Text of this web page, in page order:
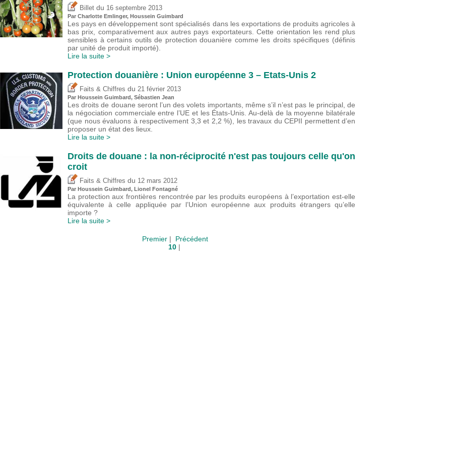
Billet du 16 septembre 2013
Par Charlotte Emlinger, Houssein Guimbard
Les pays en développement sont spécialisés dans les exportations de produits agricoles à
bas prix, comparativement aux autres pays exportateurs. Cette orientation les rend plus
sensibles à certains outils de protection douanière comme les droits spécifiques (définis
par unité de produit importé).
Lire la suite >
Protection douanière : Union européenne 3 – Etats-Unis 2
Faits & Chiffres du 21 février 2013
Par Houssein Guimbard, Sébastien Jean
Les droits de douane seront l’un des volets importants, même s’il n’est pas le principal, de
la négociation commerciale entre l’UE et les États-Unis. Au-delà de la moyenne bilatérale
(que nous évaluons à respectivement 3,3 et 2,2 %), les travaux du CEPII permettent d’en
proposer un état des lieux.
Lire la suite >
Droits de douane : la non-réciprocité n'est pas toujours celle qu'on
croit
Faits & Chiffres du 12 mars 2012
Par Houssein Guimbard, Lionel Fontagné
La protection aux frontières rencontrée par les produits européens à l’exportation est-elle
équivalente à celle appliquée par l’Union européenne aux produits étrangers qu’elle
importe ?
Lire la suite >
Premier | Précédent
10|